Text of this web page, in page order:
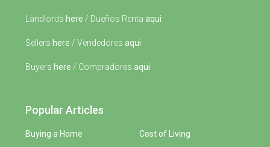
Landlords here / Dueños Renta aqui
Sellers here / Vendedores aqui
Buyers here / Compradores aqui
Popular Articles
Buying a Home
Cost of Living